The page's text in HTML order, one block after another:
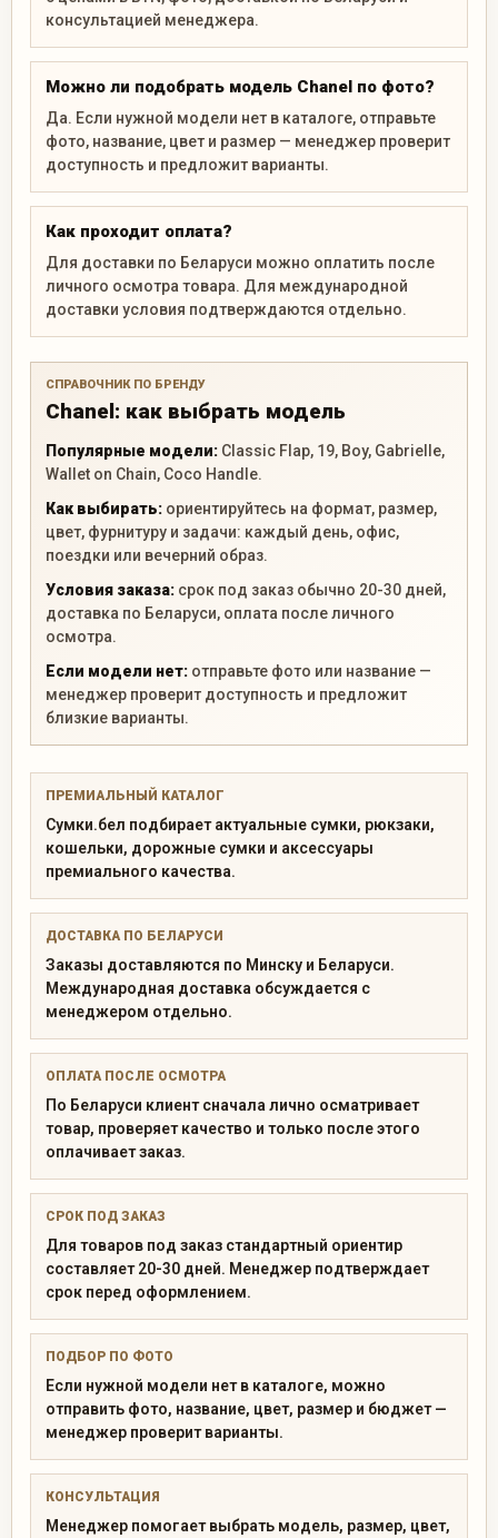
консультацией менеджера.
Можно ли подобрать модель Chanel по фото?
Да. Если нужной модели нет в каталоге, отправьте
фото, название, цвет и размер — менеджер проверит
доступность и предложит варианты.
Как проходит оплата?
Для доставки по Беларуси можно оплатить после
личного осмотра товара. Для международной
доставки условия подтверждаются отдельно.
СПРАВОЧНИК ПО БРЕНДУ
Chanel: как выбрать модель
Популярные модели: Classic Flap, 19, Boy, Gabrielle,
Wallet on Chain, Coco Handle.
Как выбирать: ориентируйтесь на формат, размер,
цвет, фурнитуру и задачи: каждый день, офис,
поездки или вечерний образ.
Условия заказа: срок под заказ обычно 20-30 дней,
доставка по Беларуси, оплата после личного
осмотра.
Если модели нет: отправьте фото или название —
менеджер проверит доступность и предложит
близкие варианты.
ПРЕМИАЛЬНЫЙ КАТАЛОГ
Сумки.бел подбирает актуальные сумки, рюкзаки,
кошельки, дорожные сумки и аксессуары
премиального качества.
ДОСТАВКА ПО БЕЛАРУСИ
Заказы доставляются по Минску и Беларуси.
Международная доставка обсуждается с
менеджером отдельно.
ОПЛАТА ПОСЛЕ ОСМОТРА
По Беларуси клиент сначала лично осматривает
товар, проверяет качество и только после этого
оплачивает заказ.
СРОК ПОД ЗАКАЗ
Для товаров под заказ стандартный ориентир
составляет 20-30 дней. Менеджер подтверждает
срок перед оформлением.
ПОДБОР ПО ФОТО
Если нужной модели нет в каталоге, можно
отправить фото, название, цвет, размер и бюджет —
менеджер проверит варианты.
КОНСУЛЬТАЦИЯ
Менеджер помогает выбрать модель, размер, цвет,